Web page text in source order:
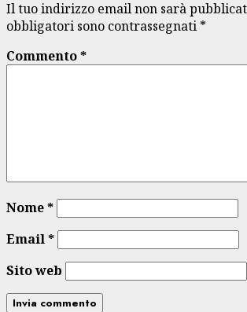
Il tuo indirizzo email non sarà
obbligatori sono contrassegnati *
Commento*
Nome*
Email*
Sito web